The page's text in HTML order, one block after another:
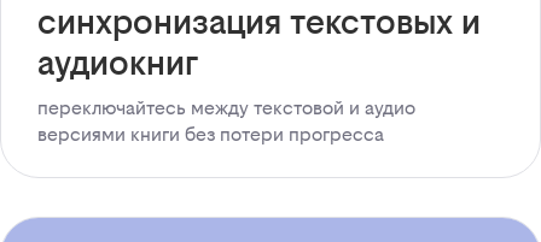
синхронизация текстовых и
аудиокниг
переключайтесь между текстовой и аудио
версиями книги без потери прогресса